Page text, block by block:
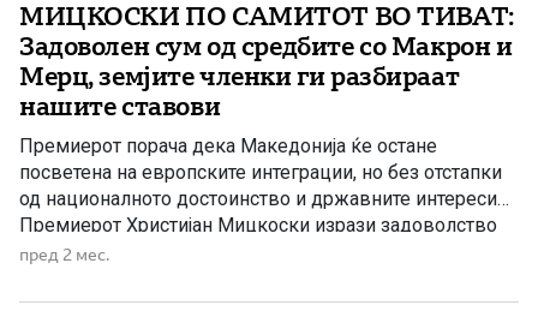
МИЦКОСКИ ПО САМИТОТ ВО ТИВАТ:
Задоволен сум од средбите со Макрон и
Мерц, земјите членки ги разбираат
нашите ставови
Премиерот порача дека Македонија ќе остане
посветена на европските интеграции, но без отстапки
од националното достоинство и државните интереси
Премиерот Христијан Мицкоски изрази задоволство
од средбите со францускиот претседател Емануел
одржани во рамките на Самитот ЕУ – Западен Балкан
пред 2 мес.